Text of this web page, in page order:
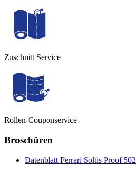
Zuschnitt Service
Rollen-Couponservice
Broschüren
Datenblatt Ferrari Soltis Proof 502